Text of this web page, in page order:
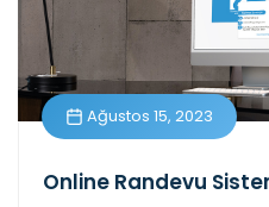
Ağustos 15, 2023
Online Randevu